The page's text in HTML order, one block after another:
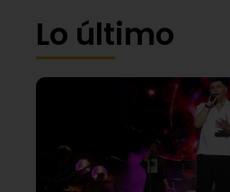
Lo último